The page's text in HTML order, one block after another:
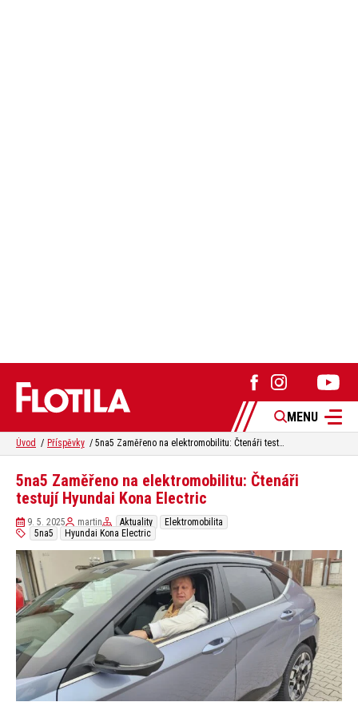
MENU
Úvod Příspěvky 5na5 Zaměřeno na elektromobilitu: Čtenáři testují Hyundai Kona Electric
5na5 Zaměřeno na elektromobilitu: Čtenáři
testují Hyundai Kona Electric
9. 5. 2025 martin Aktuality
Elektromobilita
5na5
Hyundai Kona Electric